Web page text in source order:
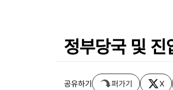
정부당국 및 진
공유하기 퍼가기 X